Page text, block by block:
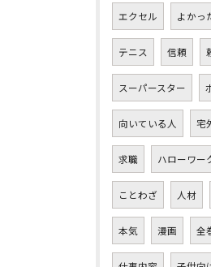
エクセル よかっ
テニス 信頼
スーパースター
向いている人 宅
求職 ハローワー
ことわざ 人材
本気 漫画 全